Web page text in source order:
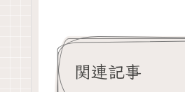
関連記事